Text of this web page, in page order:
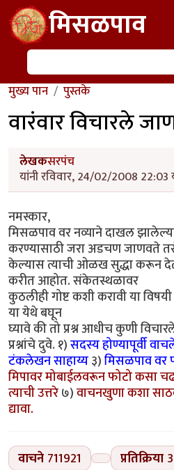
Skip to main contentमिसळपाव
शोध
मुख्य पान पुस्तके
वारंवार विचारले
लेखकसरपंच
यांनी रविवार, 24/02/2008
नमस्कार,
मिसळपाव वर नव्याने दाखल झालेल्या
करण्यासाठी जरा अडचण जाणवते
केल्यास त्याची ओळख सुद्धा करून
करीत आहोत. संकेतस्थळावर
कुठलीही गोष्ट कशी करावी या
या येथे बघून
घ्यावे की तो प्रश्न आधीच कुणी
प्रश्नांचे दुवे. १)सदस्य होण्यापूर्वी
टंकलेखन साहाय्य३)मिसळपाव वर
मिपावर मोबाईलवरून फोटो कसा
त्याची उत्तरे७)वाचनखुणा कशा
द्यावा.
वाचने 711921 प्रतिक्रिया